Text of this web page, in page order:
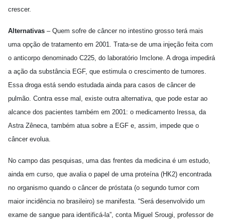
crescer.
Alternativas – Quem sofre de câncer no intestino grosso terá mais
uma opção de tratamento em 2001. Trata-se de uma injeção feita com
o anticorpo denominado C225, do laboratório Imclone. A droga impedirá
a ação da substância EGF, que estimula o crescimento de tumores.
Essa droga está sendo estudada ainda para casos de câncer de
pulmão. Contra esse mal, existe outra alternativa, que pode estar ao
alcance dos pacientes também em 2001: o medicamento Iressa, da
Astra Zêneca, também atua sobre a EGF e, assim, impede que o
câncer evolua.
No campo das pesquisas, uma das frentes da medicina é um estudo,
ainda em curso, que avalia o papel de uma proteína (HK2) encontrada
no organismo quando o câncer de próstata (o segundo tumor com
maior incidência no brasileiro) se manifesta. “Será desenvolvido um
exame de sangue para identificá-la”, conta Miguel Srougi, professor de